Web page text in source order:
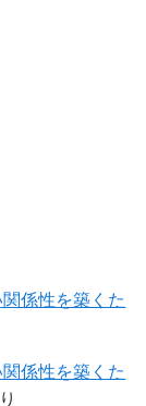
係性を築くた
係性を築くた